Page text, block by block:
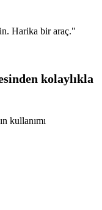
Harika bir araç."
kolaylıkla